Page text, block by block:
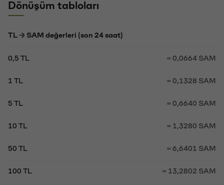
Dönüşüm tabloları
TL → SAM değerleri (son 24 saat)
0,5 TL = 0,0664 SAM
1 TL = 0,1328 SAM
5 TL = 0,6640 SAM
10 TL = 1,3280 SAM
50 TL = 6,6401 SAM
100 TL = 13,2802 SAM